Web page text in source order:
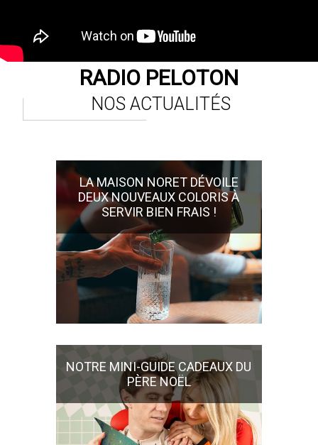
RADIO PELOTON
NOS ACTUALITÉS
LA MAISON NORET DÉVOILE
DEUX NOUVEAUX COLORIS À
SERVIR BIEN FRAIS !
NOTRE MINI-GUIDE CADEAUX DU
PÈRE NOËL